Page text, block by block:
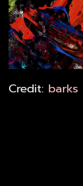
Credit: barks